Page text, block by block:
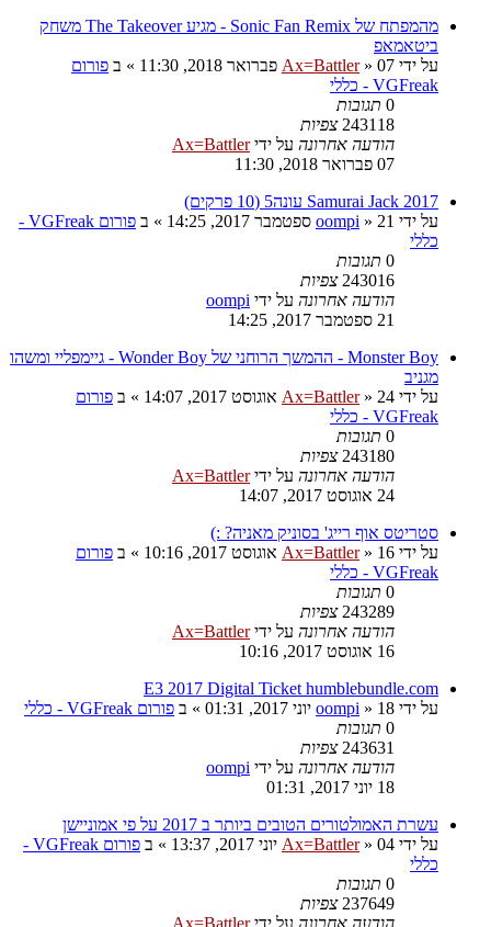
מהמפתח של Sonic Fan Remix - מגיע The Takeover משחק
ביטאמאפ
על ידי
Ax=Battler» 07 פברואר 2018, 11:30 » ב פורום
VGFreak - כללי
0 תגובות
243118 צפיות
הודעה אחרונה על ידיAx=Battler
07 פברואר 2018, 11:30
Samurai Jack 2017 עונה5 (10 פרקים)
על ידי
oompi » 21 ספטמבר 2017, 14:25 » ב
פורום VGFreak -
כללי
0 תגובות
243016 צפיות
הודעה אחרונה על ידי oompi
21 ספטמבר 2017, 14:25
Monster Boy - ההמשך הרוחני של Wonder Boy - גיימפליי ומשהו
מגניב
על ידי
Ax=Battler» 24 אוגוסט 2017, 14:07 » ב פורום
VGFreak - כללי
0 תגובות
243180 צפיות
הודעה אחרונה על ידיAx=Battler
24 אוגוסט 2017, 14:07
סטריטס אוף רייג' בסוניק מאניה? :)
על ידי
Ax=Battler» 16 אוגוסט 2017, 10:16 » ב פורום
VGFreak - כללי
0 תגובות
243289 צפיות
הודעה אחרונה על ידיAx=Battler
16 אוגוסט 2017, 10:16
E3 2017 Digital Ticket humblebundle.com
על ידי
oompi » 18 יוני 2017, 01:31 » ב פורום VGFreak - כללי
0 תגובות
243631 צפיות
הודעה אחרונה על ידי oompi
18 יוני 2017, 01:31
עשרת האמולטורים הטובים ביותר ב 2017 על פי אמוניישן
על ידי
Ax=Battler» 04 יוני 2017, 13:37 » ב
פורום VGFreak -
כללי
0 תגובות
237649 צפיות